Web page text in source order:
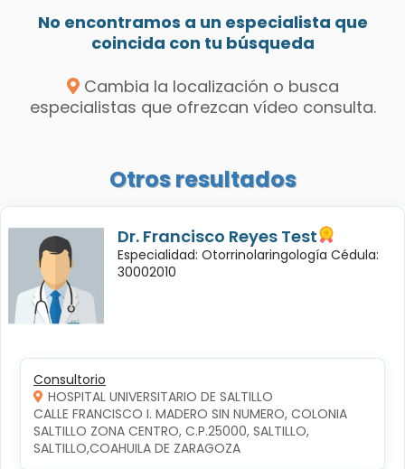
No encontramos a un especialista que
coincida con tu búsqueda
Cambia la localización o busca
especialistas que ofrezcan vídeo consulta.
Otros resultados
Dr. Francisco Reyes Test
Especialidad: Otorrinolaringología Cédula:
30002010
Consultorio
HOSPITAL UNIVERSITARIO DE SALTILLO
CALLE FRANCISCO I. MADERO SIN NUMERO, COLONIA
SALTILLO ZONA CENTRO, C.P.25000, SALTILLO,
SALTILLO,COAHUILA DE ZARAGOZA